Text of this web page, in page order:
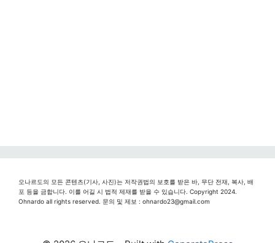
오나르도의 모든 콘텐츠(기사, 사진)는 저작권법의 보호를 받은 바, 무단 전재, 복사, 배
포 등을 금합니다. 이를 어길 시 법적 제재를 받을 수 있습니다. Copyright 2024.
Ohnardo all rights reserved. 문의 및 제보 : ohnardo23@gmail.com